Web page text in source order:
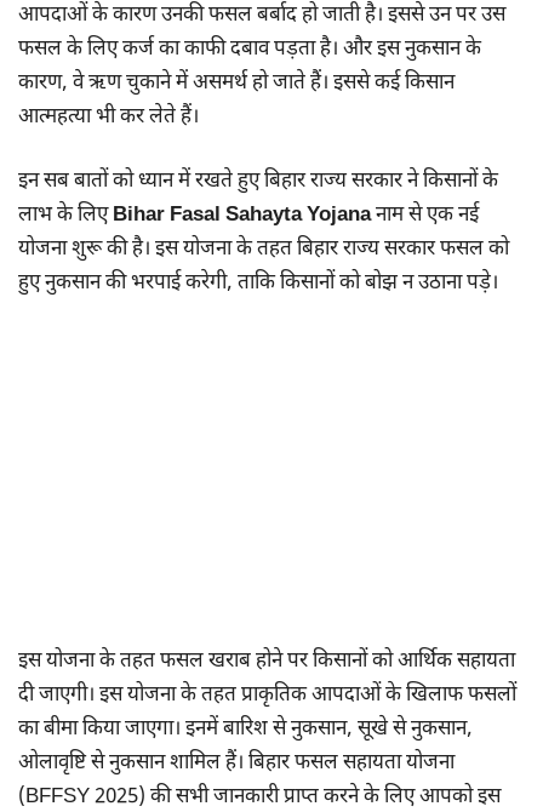
आपदाओं के कारण उनकी फसल बर्बाद हो जाती है। इससे उन पर उस
फसल के लिए कर्ज का काफी दबाव पड़ता है। और इस नुकसान के
कारण, वे ऋण चुकाने में असमर्थ हो जाते हैं। इससे कई किसान
आत्महत्या भी कर लेते हैं।
इन सब बातों को ध्यान में रखते हुए बिहार राज्य सरकार ने किसानों के
लाभ के लिएBihar Fasal Sahayta Yojanaनाम से एक नई
योजना शुरू की है। इस योजना के तहत बिहार राज्य सरकार फसल को
हुए नुकसान की भरपाई करेगी, ताकि किसानों को बोझ न उठाना पड़े।
इस योजना के तहत फसल खराब होने पर किसानों को आर्थिक सहायता
दी जाएगी। इस योजना के तहत प्राकृतिक आपदाओं के खिलाफ फसलों
का बीमा किया जाएगा। इनमें बारिश से नुकसान, सूखे से नुकसान,
ओलावृष्टि से नुकसान शामिल हैं। बिहार फसल सहायता योजना
(BFFSY 2025) की सभी जानकारी प्राप्त करने के लिए आपको इस